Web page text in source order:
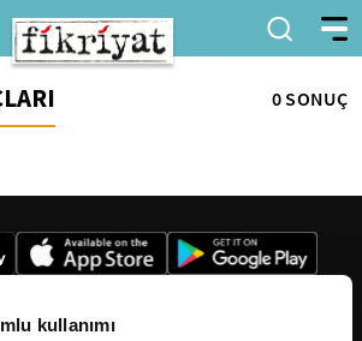
kullanımı
0 SONUÇ